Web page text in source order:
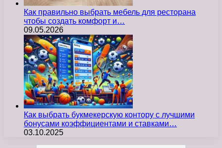
Как правильно выбрать мебель для ресторана
чтобы создать комфорт и…
09.05.2026
Как выбрать букмекерскую контору с лучшими
бонусами коэффициентами и ставками…
03.10.2025